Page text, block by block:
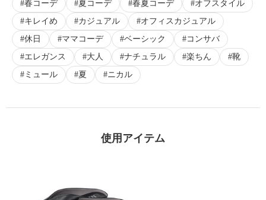
春コーデ 夏コーデ 春夏コーデ
オフスタイル
キレイめ
カジュアル
オフィスカジュアル
休日
ママコーデ ベーシック
コンサバ
エレガンス
大人 ナチュラル 楽ちん
靴
ミュール
夏 ニカル
使用アイテム